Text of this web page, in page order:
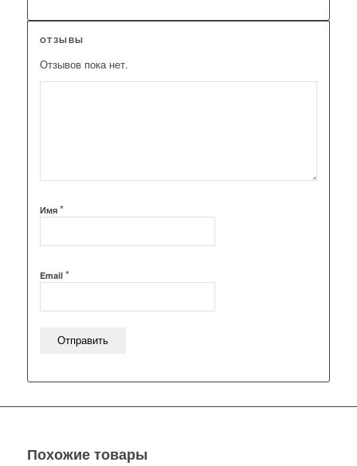
ОТЗЫВЫ
Отзывов пока нет.
Имя *
Email *
Похожие товары